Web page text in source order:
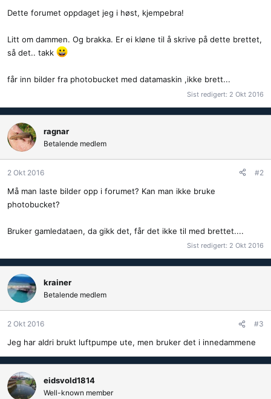
Dette forumet oppdaget jeg i høst, kjempebra!
Litt om dammen. Og brakka. Er ei kløne til å skrive på dette brettet,
så det.. takk
får inn bilder fra photobucket med datamaskin ,ikke brett...
Sist redigert: 2 Okt 2016
ragnar
Betalende medlem
2 Okt 2016 #2
Må man laste bilder opp i forumet? Kan man ikke bruke
photobucket?
Bruker gamledataen, da gikk det, får det ikke til med brettet....
Sist redigert: 2 Okt 2016
krainer
Betalende medlem
2 Okt 2016 #3
Jeg har aldri brukt luftpumpe ute, men bruker det i innedammene
eidsvold1814
Well-known member